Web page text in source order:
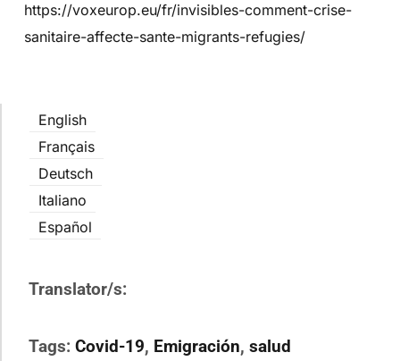
https://voxeurop.eu/fr/invisibles-comment-crise-
sanitaire-affecte-sante-migrants-refugies/
English
Français
Deutsch
Italiano
Español
Translator/s:
Tags: Covid-19, Emigración, salud